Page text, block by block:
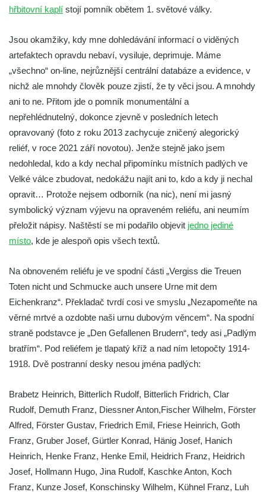
Pamětní deska Jana Zelenky-Hajského v
Kamenném Újezdu
Kenotaf Šimona Valhy na starém hřbitově v
Kamenném Újezdě
Kenotaf Václava B. Hájka na starém
hřbitově v Kamenném Újezdě
Pomník obětem válek na Náměstí v
Kamenném Újezdě
Kenotaf Jana Mojžiše na hřbitově ve
Velešíně
Kenotaf Josefa Jílka na hřbitově ve
Velešíně
Hrob Jana Foitla na hřbitově ve Velešíně
Hrob Josefa Havla na hřbitově ve Velešíně
Pomník obětem 2. světové války na hřbitově
u kostela svatého Václava ve Velešíně
Pamětní deska 240 MILES TO FREEDOM u
pomníku obětem válek na náměstí J. V.
Kamarýta ve Velešíně
Pomník obětem 1. a 2. světové války na
Pomník obětem 1. a 2. světové války v
Římově
Hrob Petera Korgera a Petra Štindla na
hřbitově v Římově
Pomník obětem 1. světové války v Dolním
Předoníně
hřbitovní kaplí stojí pomník obětem 1. světové války.
Jsou okamžiky, kdy mne dohledávání informací o viděných
artefaktech opravdu nebaví, vysiluje, deprimuje. Máme
„všechno“ on-line, nejrůznější centrální databáze a evidence, v
nichž ale mnohdy člověk pouze zjistí, že ty věci jsou. A mnohdy
ani to ne. Přitom jde o pomník monumentální a
nepřehlédnutelný, dokonce zjevně v posledních letech
opravovaný (foto z roku 2013 zachycuje zničený alegorický
reliéf, v roce 2021 září novotou). Jenže stejně jako jsem
nedohledal, kdo a kdy nechal připomínku místních padlých ve
Velké válce zbudovat, nedokážu najít ani to, kdo a kdy ji nechal
opravit… Protože nejsem odborník (na nic), není mi jasný
symbolický význam výjevu na opraveném reliéfu, ani neumím
přeložit nápisy. Naštěstí se mi podařilo objevit jedno jediné
místo, kde je alespoň opis všech textů.
Na obnoveném reliéfu je ve spodní části „Vergiss die Treuen
Toten nicht und Schmucke auch unsere Urne mit dem
Eichenkranz“. Překladač tvrdí cosi ve smyslu „Nezapomeňte na
věrné mrtvé a ozdobte naši urnu dubovým věncem“. Na spodní
straně podstavce je „Den Gefallenen Brudern“, tedy asi „Padlým
bratřím“. Pod reliéfem je tlapatý kříž a nad ním letopočty 1914-
1918. Dvě postranní desky nesou jména padlých:
Brabetz Heinrich, Bitterlich Rudolf, Bitterlich Fridrich, Clar
Rudolf, Demuth Franz, Diessner Anton,Fischer Wilhelm, Förster
Alfred, Förster Gustav, Friedrich Emil, Friese Heinrich, Goth
Franz, Gruber Josef, Gürtler Konrad, Hänig Josef, Hanich
Heinrich, Henke Franz, Henke Emil, Heidrich Franz, Heidrich
Josef, Hollmann Hugo, Jina Rudolf, Kaschke Anton, Koch
Franz, Kunze Josef, Konschinsky Wilhelm, Kühnel Franz, Luh